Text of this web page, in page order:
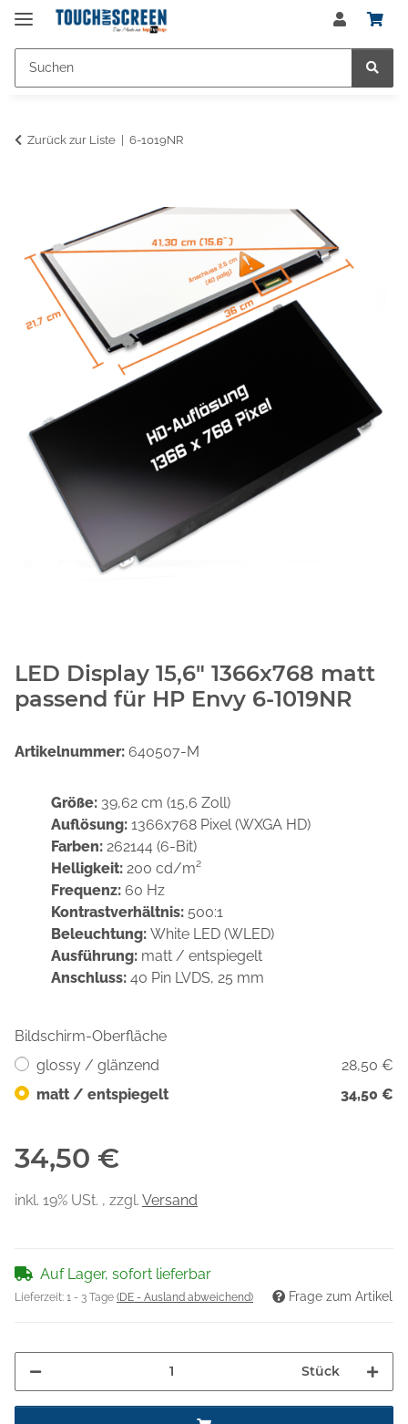
Zurück zur Liste 6-1019NR
LED Display 15,6" 1366x768 matt
passend für HP Envy 6-1019NR
Artikelnummer: 640507-M
Größe: 39,62 cm (15,6 Zoll)
Auflösung: 1366x768 Pixel (WXGA HD)
Farben: 262144 (6-Bit)
Helligkeit: 200 cd/m²
Frequenz: 60 Hz
Kontrastverhältnis: 500:1
Beleuchtung: White LED (WLED)
Ausführung: matt / entspiegelt
Anschluss: 40 Pin LVDS, 25 mm
Bildschirm-Oberfläche
glossy / glänzend
28,50 €
matt / entspiegelt
34,50 €
34,50 €
inkl. 19% USt. , zzgl. Versand
Auf Lager, sofort lieferbar
Lieferzeit: 1 - 3 Tage (DE - Ausland abweichend) Frage zum Artikel
Stück